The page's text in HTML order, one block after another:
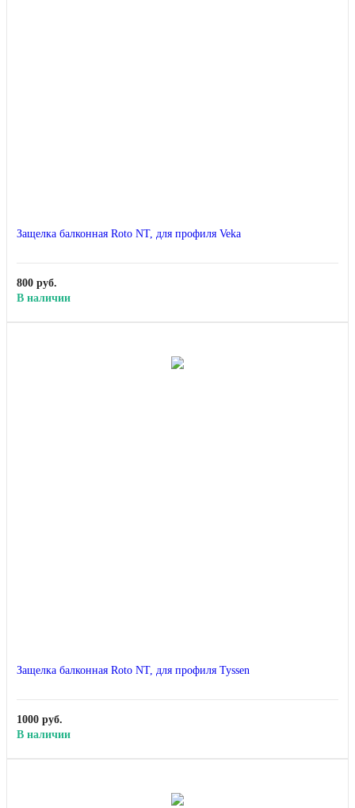
Защелка балконная Roto NT, для профиля Veka
800 руб.
В наличии
Защелка балконная Roto NT, для профиля Tyssen
1000 руб.
В наличии